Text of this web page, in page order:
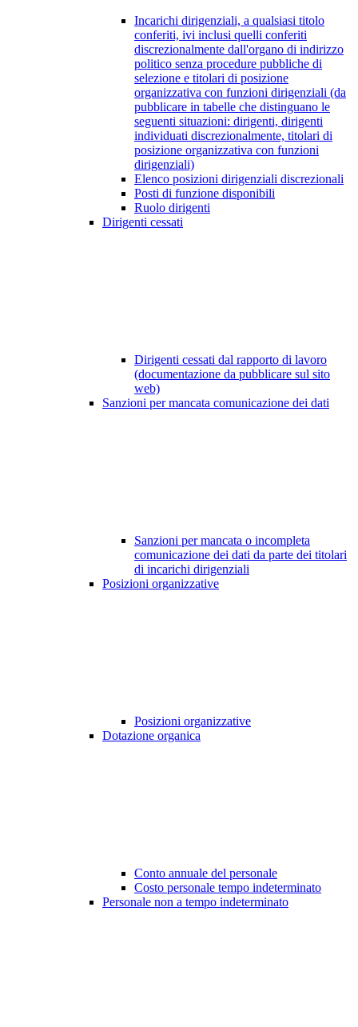
Incarichi dirigenziali, a qualsiasi titolo
conferiti, ivi inclusi quelli conferiti
discrezionalmente dall'organo di indirizzo
politico senza procedure pubbliche di
selezione e titolari di posizione
organizzativa con funzioni dirigenziali (da
pubblicare in tabelle che distinguano le
seguenti situazioni: dirigenti, dirigenti
individuati discrezionalmente, titolari di
posizione organizzativa con funzioni
dirigenziali)
Elenco posizioni dirigenziali discrezionali
Posti di funzione disponibili
Ruolo dirigenti
Dirigenti cessati
Dirigenti cessati dal rapporto di lavoro
(documentazione da pubblicare sul sito
web)
Sanzioni per mancata comunicazione dei dati
Sanzioni per mancata o incompleta
comunicazione dei dati da parte dei titolari
di incarichi dirigenziali
Posizioni organizzative
Posizioni organizzative
Dotazione organica
Conto annuale del personale
Costo personale tempo indeterminato
Personale non a tempo indeterminato